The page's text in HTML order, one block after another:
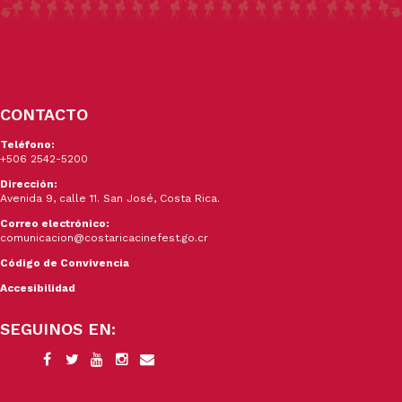
CONTACTO
Teléfono:
+506 2542-5200
Dirección:
Avenida 9, calle 11. San José, Costa Rica.
Correo electrónico:
comunicacion@costaricacinefest.go.cr
Código de Convivencia
Accesibilidad
SEGUINOS EN: